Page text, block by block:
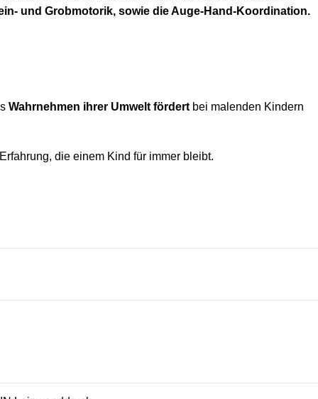
und Grobmotorik, sowie die Auge-Hand-Koordination.
Wahrnehmen ihrer Umwelt fördert bei malenden Kindern
die einem Kind für immer bleibt.